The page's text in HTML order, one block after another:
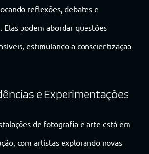
reflexões, debates e
Elas podem abordar questões
estimulando a conscientização
e Experimentações
de fotografia e arte está em
com artistas explorando novas